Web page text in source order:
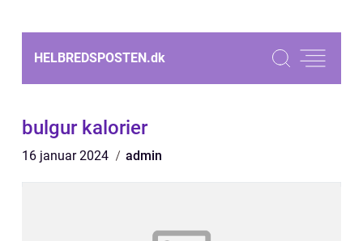
HELBREDSPOSTEN.dk
bulgur kalorier
16 januar 2024 admin